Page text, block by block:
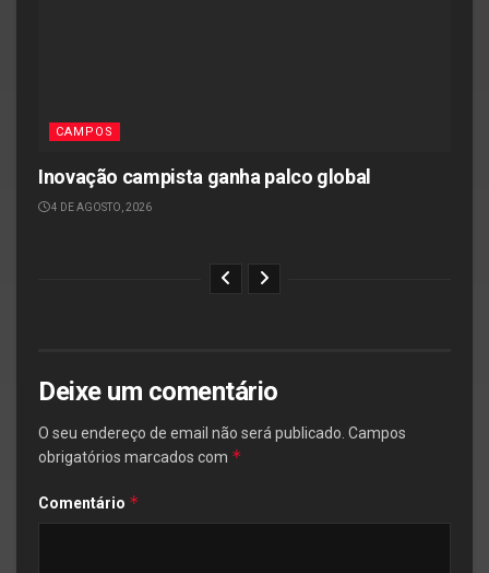
CAMPOS
Inovação campista ganha palco global
4 DE AGOSTO, 2026
Deixe um comentário
O seu endereço de email não será publicado. Campos
obrigatórios marcados com *
Comentário *